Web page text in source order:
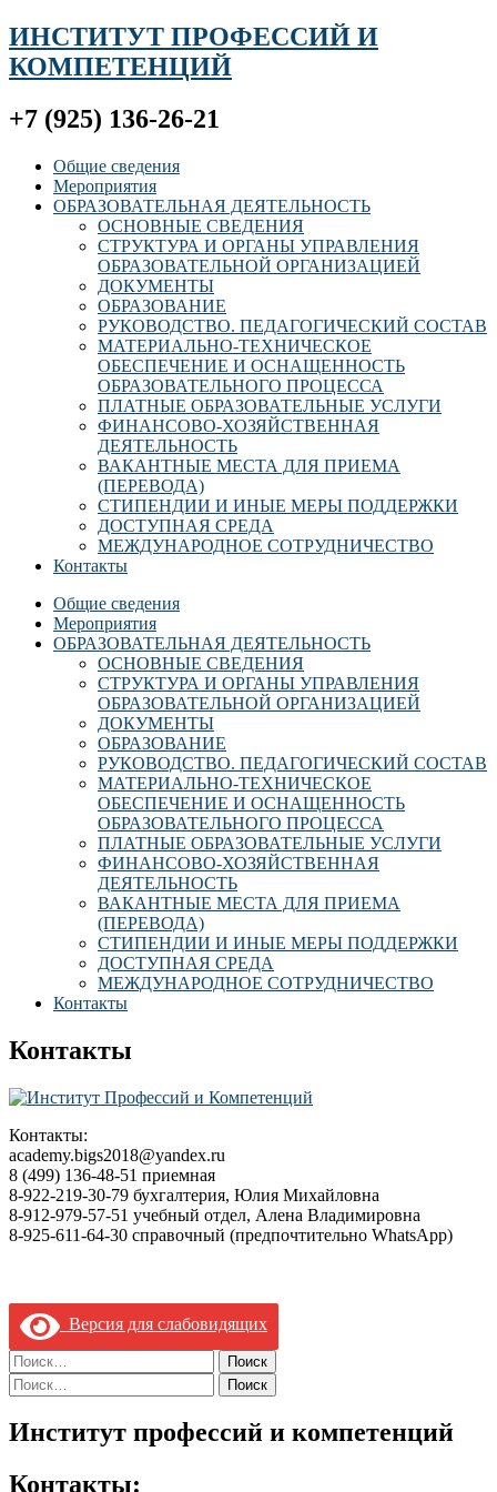
ИНСТИТУТ ПРОФЕССИЙ И
КОМПЕТЕНЦИЙ
+7 (925) 136-26-21
Общие сведения
Мероприятия
ОБРАЗОВАТЕЛЬНАЯ ДЕЯТЕЛЬНОСТЬ
ОСНОВНЫЕ СВЕДЕНИЯ
СТРУКТУРА И ОРГАНЫ УПРАВЛЕНИЯ
ОБРАЗОВАТЕЛЬНОЙ ОРГАНИЗАЦИЕЙ
ДОКУМЕНТЫ
ОБРАЗОВАНИЕ
РУКОВОДСТВО. ПЕДАГОГИЧЕСКИЙ СОСТАВ
МАТЕРИАЛЬНО-ТЕХНИЧЕСКОЕ
ОБЕСПЕЧЕНИЕ И ОСНАЩЕННОСТЬ
ОБРАЗОВАТЕЛЬНОГО ПРОЦЕССА
ПЛАТНЫЕ ОБРАЗОВАТЕЛЬНЫЕ УСЛУГИ
ФИНАНСОВО-ХОЗЯЙСТВЕННАЯ
ДЕЯТЕЛЬНОСТЬ
ВАКАНТНЫЕ МЕСТА ДЛЯ ПРИЕМА
(ПЕРЕВОДА)
СТИПЕНДИИ И ИНЫЕ МЕРЫ ПОДДЕРЖКИ
ДОСТУПНАЯ СРЕДА
МЕЖДУНАРОДНОЕ СОТРУДНИЧЕСТВО
Контакты
Общие сведения
Мероприятия
ОБРАЗОВАТЕЛЬНАЯ ДЕЯТЕЛЬНОСТЬ
ОСНОВНЫЕ СВЕДЕНИЯ
СТРУКТУРА И ОРГАНЫ УПРАВЛЕНИЯ
ОБРАЗОВАТЕЛЬНОЙ ОРГАНИЗАЦИЕЙ
ДОКУМЕНТЫ
ОБРАЗОВАНИЕ
РУКОВОДСТВО. ПЕДАГОГИЧЕСКИЙ СОСТАВ
МАТЕРИАЛЬНО-ТЕХНИЧЕСКОЕ
ОБЕСПЕЧЕНИЕ И ОСНАЩЕННОСТЬ
ОБРАЗОВАТЕЛЬНОГО ПРОЦЕССА
ПЛАТНЫЕ ОБРАЗОВАТЕЛЬНЫЕ УСЛУГИ
ФИНАНСОВО-ХОЗЯЙСТВЕННАЯ
ДЕЯТЕЛЬНОСТЬ
ВАКАНТНЫЕ МЕСТА ДЛЯ ПРИЕМА
(ПЕРЕВОДА)
СТИПЕНДИИ И ИНЫЕ МЕРЫ ПОДДЕРЖКИ
ДОСТУПНАЯ СРЕДА
МЕЖДУНАРОДНОЕ СОТРУДНИЧЕСТВО
Контакты
Контакты
Контакты:
academy.bigs2018@yandex.ru
8 (499) 136-48-51 приемная
8-922-219-30-79 бухгалтерия, Юлия Михайловна
8-912-979-57-51 учебный отдел, Алена Владимировна
8-925-611-64-30 справочный (предпочтительно WhatsApp)
Версия для слабовидящих
Найти:
Найти:
Институт профессий и компетенций
Контакты: